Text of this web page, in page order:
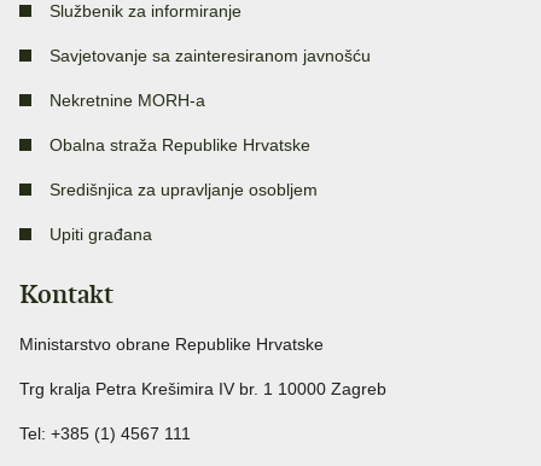
Službenik za informiranje
Savjetovanje sa zainteresiranom javnošću
Nekretnine MORH-a
Obalna straža Republike Hrvatske
Središnjica za upravljanje osobljem
Upiti građana
Kontakt
Ministarstvo obrane Republike Hrvatske
Trg kralja Petra Krešimira IV br. 1 10000 Zagreb
Tel: +385 (1) 4567 111